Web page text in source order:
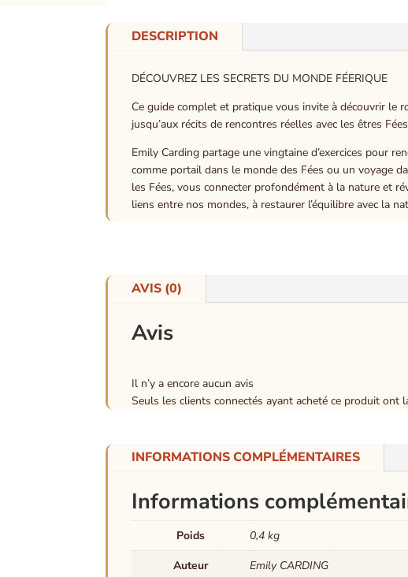
DESCRIPTION
DÉCOUVREZ LES SECRETS DU MONDE FÉERIQUE
Ce guide complet et pratique vous invite à découvrir le
jusqu’aux récits de rencontres réelles avec les êtres
Emily Carding partage une vingtaine d’exercices pour
comme portail dans le monde des Fées ou un voyage
les Fées, vous connecter profondément à la nature et
liens entre nos mondes, à restaurer l’équilibre avec la
AVIS (0)
Avis
Il n’y a encore aucun avis
Seuls les clients connectés ayant acheté ce produit ont
INFORMATIONS COMPLÉMENTAIRES
Informations
Poids
0,4 kg
Auteur
Emily CARDING